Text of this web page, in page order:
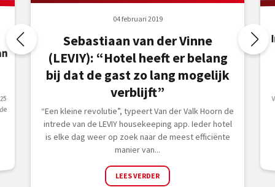
04 februari 2019
Sebastiaan van der Vinne
(LEVIY): “Hotel heeft er belang
bij dat de gast zo lang mogelijk
verblijft”
“Een kleine revolutie”, typeert Van der Valk Hoorn de
intrede van de LEVIY housekeeping app. Ieder hotel
is elke dag weer op zoek naar de meest efficiënte
manier van...
LEES VERDER